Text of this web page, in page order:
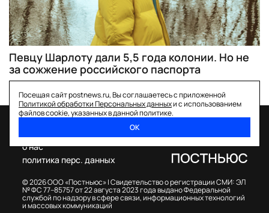
Певцу Шарлоту дали 5,5 года колонии. Но не
за сожжение российского паспорта
Посещая сайт postnews.ru, Вы соглашаетесь с приложенной
Политикой обработки Персональных данныхи с использованием
файлов cookie, указанных в данной политике.
ОК
© 2026 ООО «Постньюс» |Свидетельство о регистрации СМИ: ЭЛ
№ ФС 77–85757 от 22 августа 2023 года выдано Федеральной
службой по надзору в сфере связи, информационных технологий
и массовых коммуникаций
о нас
политика перс. данных